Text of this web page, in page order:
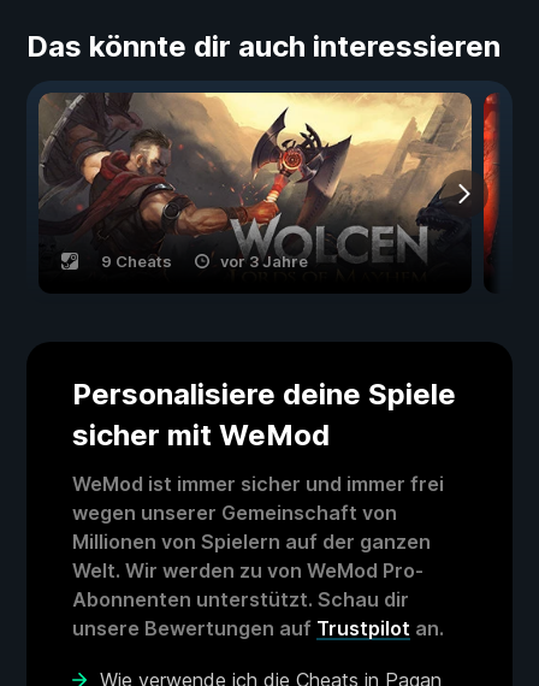
Das könnte dir auch interessieren
9 Cheats vor 3 Jahre
Personalisiere deine Spiele
sicher mit WeMod
WeMod ist immer sicher und immer frei
wegen unserer Gemeinschaft von
Millionen von Spielern auf der ganzen
Welt. Wir werden zu von WeMod Pro-
Abonnenten unterstützt. Schau dir
unsere Bewertungen auf Trustpilot an.
Wie verwende ich die Cheats in Pagan